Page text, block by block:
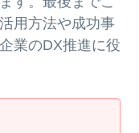
用方法や成功事
業のDX推進に役